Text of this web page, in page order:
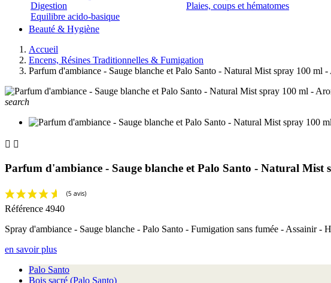
Digestion
Equilibre acido-basique
Plaies, coups et hématomes
Beauté & Hygiène
Accueil
Encens, Résines Traditionnelles & Fumigation
Parfum d'ambiance - Sauge blanche et Palo Santo - Natural Mist spray 100 ml
search
 
Parfum d'ambiance - Sauge blanche et Palo Santo - Natural Mist
Référence 4940
Spray d'ambiance - Sauge blanche - Palo Santo - Fumigation sans fumée - Assainir -
en savoir plus
Palo Santo
Bois sacré (Palo Santo)